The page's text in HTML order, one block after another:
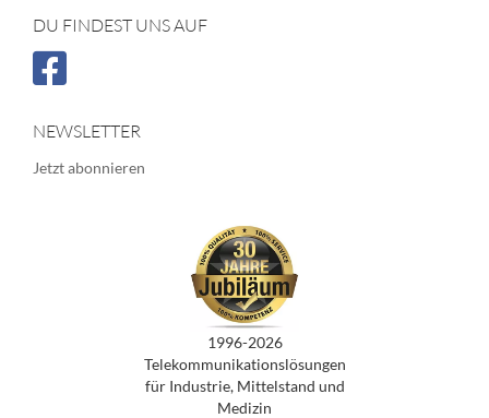
DU FINDEST UNS AUF
NEWSLETTER
Jetzt abonnieren
1996-2026
Telekommunikationslösungen
für Industrie, Mittelstand und
Medizin